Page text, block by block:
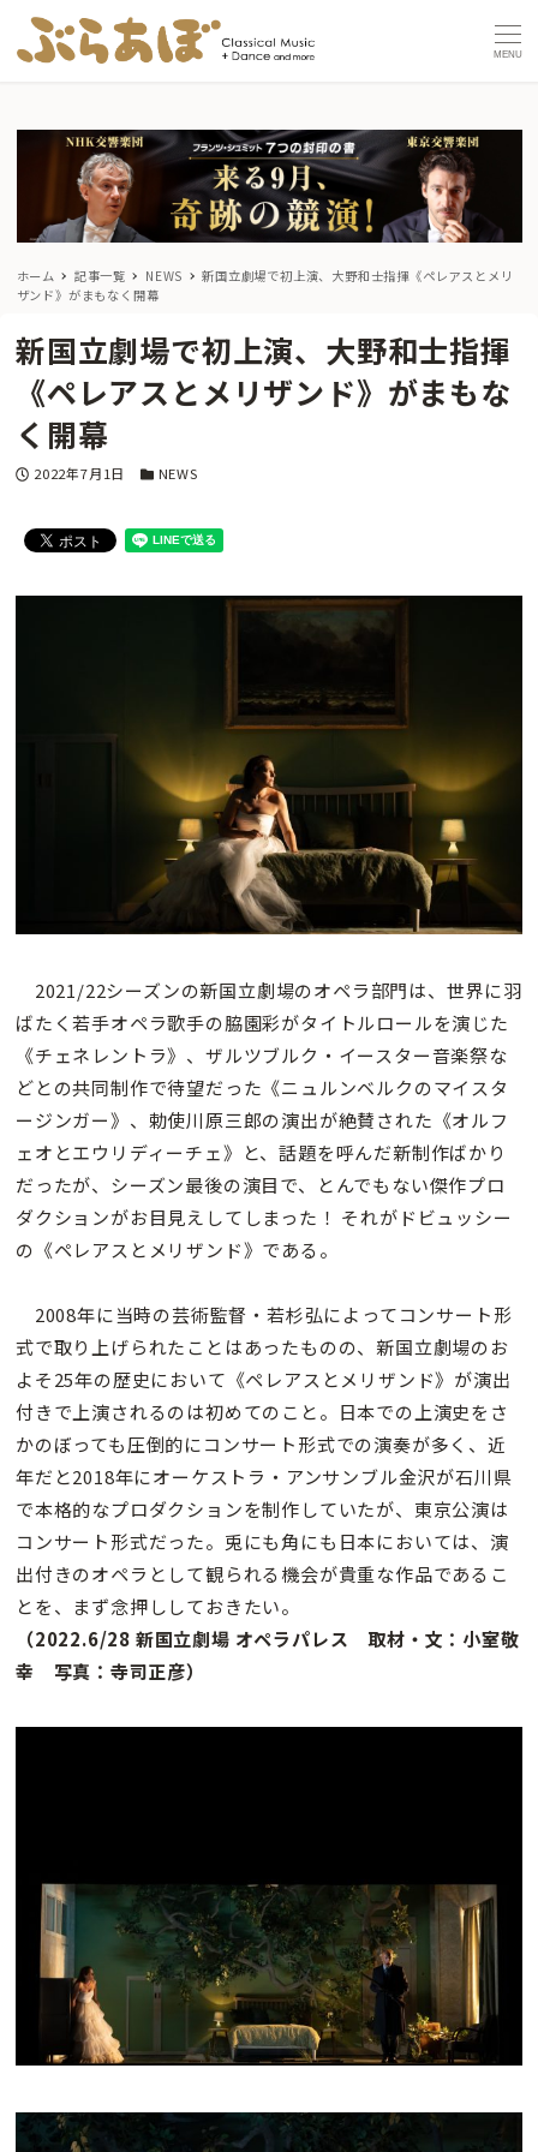
MENU
ホーム 記事一覧 NEWS
新国立劇場で初上演、大野和士指揮《ペレアスとメリ
ザンド》がまもなく開幕
新国立劇場で初上演、大野和士指揮
《ペレアスとメリザンド》がまもな
く開幕
投稿日
2022年7月1日 カテゴリー
NEWS
2021/22シーズンの新国立劇場のオペラ部門は、世界に羽
ばたく若手オペラ歌手の脇園彩がタイトルロールを演じた
《チェネレントラ》、ザルツブルク・イースター音楽祭な
どとの共同制作で待望だった《ニュルンベルクのマイスタ
ージンガー》、勅使川原三郎の演出が絶賛された《オルフ
ェオとエウリディーチェ》と、話題を呼んだ新制作ばかり
だったが、シーズン最後の演目で、とんでもない傑作プロ
ダクションがお目見えしてしまった！ それがドビュッシー
の《ペレアスとメリザンド》である。
2008年に当時の芸術監督・若杉弘によってコンサート形
式で取り上げられたことはあったものの、新国立劇場のお
よそ25年の歴史において《ペレアスとメリザンド》が演出
付きで上演されるのは初めてのこと。日本での上演史をさ
かのぼっても圧倒的にコンサート形式での演奏が多く、近
年だと2018年にオーケストラ・アンサンブル金沢が石川県
で本格的なプロダクションを制作していたが、東京公演は
コンサート形式だった。兎にも角にも日本においては、演
出付きのオペラとして観られる機会が貴重な作品であるこ
とを、まず念押ししておきたい。
（2022.6/28 新国立劇場 オペラパレス 取材・文：小室敬
幸 写真：寺司正彦）